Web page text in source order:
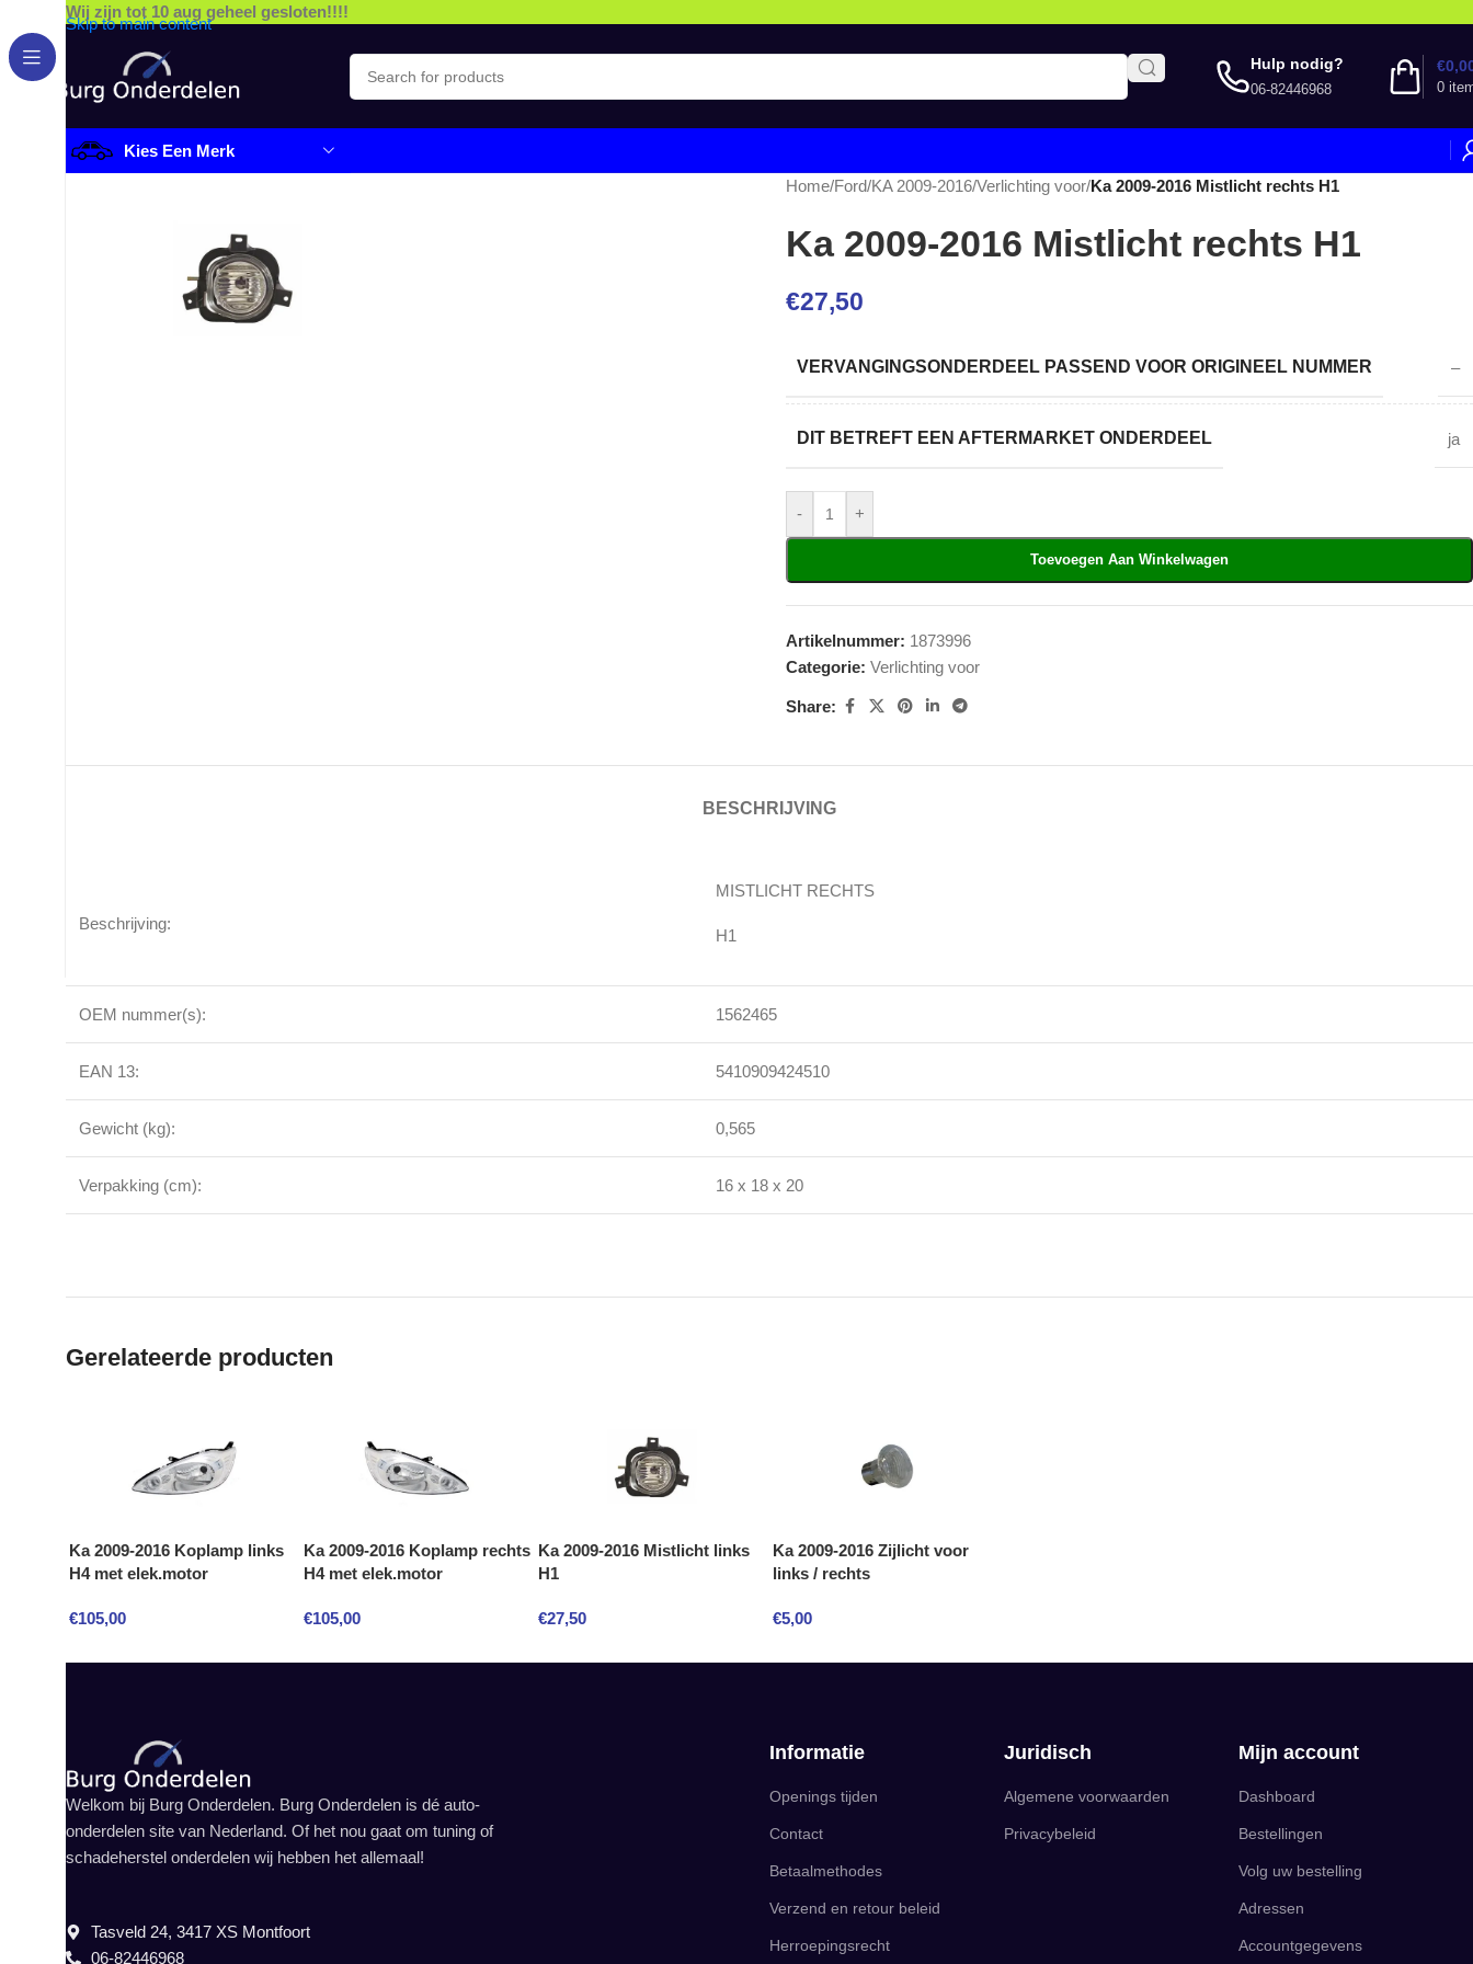
Skip to main content
Wij zijn tot 10 aug geheel gesloten!!!!
Hulp nodig?
06-82446968 0
€
Kies Een Merk
Home/Ford/KA 2009-2016/Verlichting voor/Ka 2009-2016 Mistlicht rechts H1
Ka 2009-2016 Mistlicht rechts H1
€27,50
VERVANGINGSONDERDEEL PASSEND VOOR ORIGINEEL NUMMER –
DIT BETREFT EEN AFTERMARKET ONDERDEEL ja
- +
Toevoegen Aan Winkelwagen
Artikelnummer: 1873996
Categorie: Verlichting voor
Share:
BESCHRIJVING
Beschrijving:
MISTLICHT RECHTS
H1
OEM nummer(s): 1562465
EAN 13: 5410909424510
Gewicht (kg): 0,565
Verpakking (cm): 16 x 18 x 20
Gerelateerde producten
Ka 2009-2016 Koplamp links
H4 met elek.motor
€105,00
Ka 2009-2016 Koplamp rechts
H4 met elek.motor
€105,00
Ka 2009-2016 Mistlicht links
H1
€27,50
Ka 2009-2016 Zijlicht voor
links / rechts
€5,00
Informatie
Openings tijden
Contact
Betaalmethodes
Verzend en retour beleid
Herroepingsrecht
Juridisch
Algemene voorwaarden
Privacybeleid
Mijn account
Dashboard
Bestellingen
Volg uw bestelling
Adressen
Accountgegevens
Welkom bij Burg Onderdelen. Burg Onderdelen is dé auto-
onderdelen site van Nederland. Of het nou gaat om tuning of
schadeherstel onderdelen wij hebben het allemaal!
Tasveld 24, 3417 XS Montfoort
06-82446968